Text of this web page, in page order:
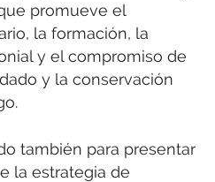
promueve el
la formación, la
y el compromiso de
y la conservación
también para presentar
la estrategia de